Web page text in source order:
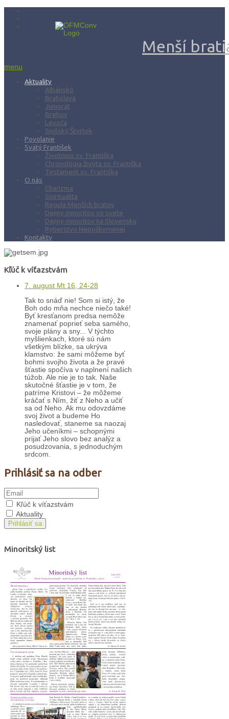
Menší
menu
Aktuality
Albánsko
Bratislava
Juniorát
Brehov
Levoča
Spišský Štvrtok
Povolanie
Svätý František
Životopis sv. Františka
Chronológia života sv. Františka
Testament sv. Františka
O nás
Charizma
Spiritualita
Regula Menších bratov
Dejiny minoritov vo svete
Dejiny minoritov na Slovensku
Rytierstvo Nepoškvrnenej
Kontakty
Kľúč k víťazstvám
7. august Mt 16, 24-28
Tak to snáď nie! Som si istý, že
Boh odo mňa nechce niečo také!
Byť kresťanom predsa nemôže
znamenať poprieť seba samého,
svoje plány a sny... V týchto
myšlienkach, ktoré sú nám
všetkým blízke, sa ukrýva
klamstvo: že sami môžeme byť
bohmi svojho života a že pravé
šťastie spočíva v naplnení našich
túžob. Ale nie je to tak. Naše
skutočné šťastie je v tom, že
patríme Kristovi – že môžeme
kráčať s Ním, žiť z Neho a učiť
sa od Neho. Ak mu odovzdáme
svoj život a budeme Ho
nasledovať, staneme sa naozaj
Jeho učeníkmi – schopnými
prijať Jeho slovo bez analýz a
posudzovania, s jednoduchým
srdcom.
Prihlásiť sa na odber
Kľúč k víťazstvám
Aktuality
Prihlásiť sa
Minoritský list